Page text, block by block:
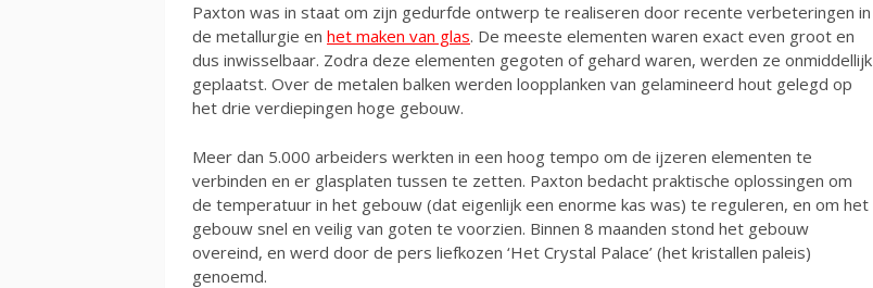
Paxton was in staat om zijn gedurfde ontwerp te realiseren door recente verbeteringen in
de metallurgie en het maken van glas. De meeste elementen waren exact even groot en
dus inwisselbaar. Zodra deze elementen gegoten of gehard waren, werden ze onmiddellijk
geplaatst. Over de metalen balken werden loopplanken van gelamineerd hout gelegd op
het drie verdiepingen hoge gebouw.
Meer dan 5.000 arbeiders werkten in een hoog tempo om de ijzeren elementen te
verbinden en er glasplaten tussen te zetten. Paxton bedacht praktische oplossingen om
de temperatuur in het gebouw (dat eigenlijk een enorme kas was) te reguleren, en om het
gebouw snel en veilig van goten te voorzien. Binnen 8 maanden stond het gebouw
overeind, en werd door de pers liefkozen ‘Het Crystal Palace’ (het kristallen paleis)
genoemd.